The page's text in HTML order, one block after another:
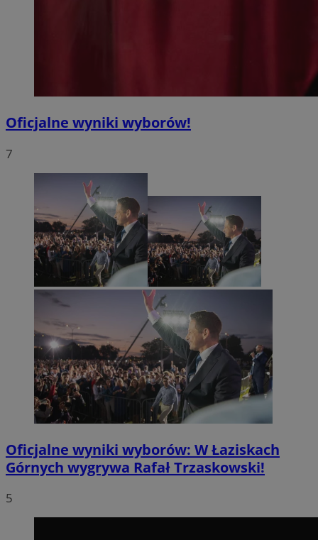
Oficjalne wyniki wyborów!
7
Oficjalne wyniki wyborów: W Łaziskach
Górnych wygrywa Rafał Trzaskowski!
5